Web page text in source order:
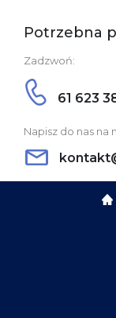
Potrzebna
Zadzwoń:
61 623
Napisz do nas na